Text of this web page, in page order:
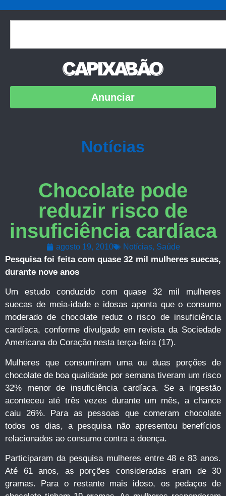
Anunciar
Notícias
Chocolate pode
reduzir risco de
insuficiência cardíaca
agosto 19, 2010 Notícias, Saúde
Pesquisa foi feita com quase 32 mil mulheres suecas,
durante nove anos
Um estudo conduzido com quase 32 mil mulheres
suecas de meia-idade e idosas aponta que o consumo
moderado de chocolate reduz o risco de insuficiência
cardíaca, conforme divulgado em revista da Sociedade
Americana do Coração nesta terça-feira (17).
Mulheres que consumiram uma ou duas porções de
chocolate de boa qualidade por semana tiveram um risco
32% menor de insuficiência cardíaca. Se a ingestão
aconteceu até três vezes durante um mês, a chance
caiu 26%. Para as pessoas que comeram chocolate
todos os dias, a pesquisa não apresentou benefícios
relacionados ao consumo contra a doença.
Participaram da pesquisa mulheres entre 48 e 83 anos.
Até 61 anos, as porções consideradas eram de 30
gramas. Para o restante mais idoso, os pedaços de